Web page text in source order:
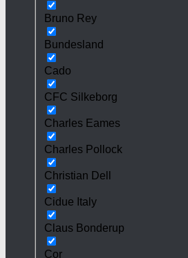
Bruno Rey
Bundesland
Cado
CFC Silkeborg
Charles Eames
Charles Pollock
Christian Dell
Cidue Italy
Claus Bonderup
Cor